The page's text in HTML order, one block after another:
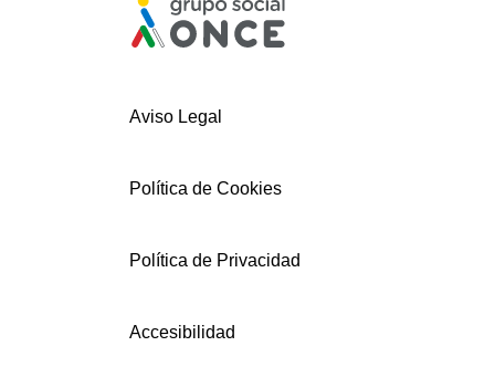
Aviso Legal
Política de Cookies
Política de Privacidad
Accesibilidad